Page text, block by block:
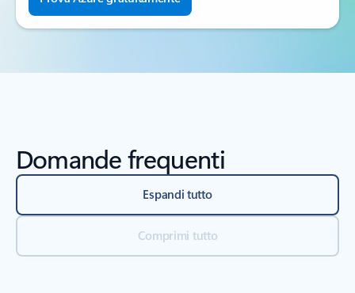
Domande frequenti
Espandi tutto
Comprimi tutto